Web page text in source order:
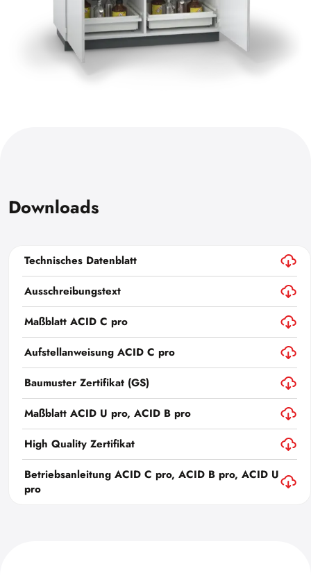
Downloads
Technisches Datenblatt
Ausschreibungstext
Maßblatt ACID C pro
Aufstellanweisung ACID C pro
Baumuster Zertifikat (GS)
Maßblatt ACID U pro, ACID B pro
High Quality Zertifikat
Betriebsanleitung ACID C pro, ACID B pro, ACID U
pro